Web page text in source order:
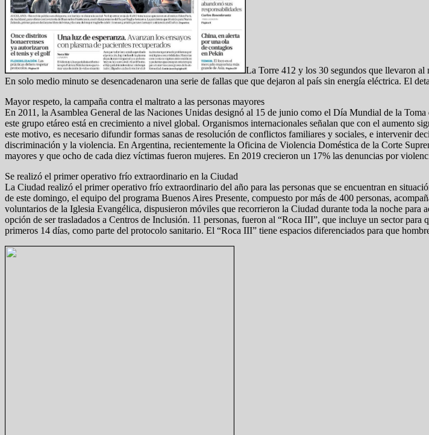
La Torre 412 y los 30 segundos que llevaron al
En solo medio minuto se desencadenaron una serie de fallas que que dejaron al país sin energía eléctrica. El
Mayor respeto, la campaña contra el maltrato a las personas mayores
En 2011, la Asamblea General de las Naciones Unidas designó al 15 de junio como el Día Mundial de la
este grupo etáreo está en crecimiento a nivel global. Organismos internacionales señalan que con el aumento
este motivo, es necesario difundir formas sanas de resolución de conflictos familiares y sociales, e intervenir
discriminación y la violencia. En Argentina, recientemente la Oficina de Violencia Doméstica de la Corte
mayores y que ocho de cada diez víctimas fueron mujeres. En 2019 crecieron un 17% las denuncias por
Se realizó el primer operativo frío extraordinario en la Ciudad
La Ciudad realizó el primer operativo frío extraordinario del año para las personas que se encuentran en
de este domingo, el equipo del programa Buenos Aires Presente, compuesto por más de 400 personas,
voluntarios de la Iglesia Evangélica, dispusieron móviles que recorrieron la Ciudad durante toda la noche para
opción de ser trasladados a Centros de Inclusión. 11 personas, fueron al “Roca III”, que incluye un sector
primeros 14 días, como parte del protocolo sanitario. El “Roca III” tiene espacios diferenciados para que